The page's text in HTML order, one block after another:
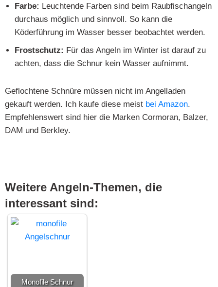
Farbe: Leuchtende Farben sind beim Raubfischangeln
durchaus möglich und sinnvoll. So kann die
Köderführung im Wasser besser beobachtet werden.
Frostschutz: Für das Angeln im Winter ist darauf zu
achten, dass die Schnur kein Wasser aufnimmt.
Geflochtene Schnüre müssen nicht im Angelladen
gekauft werden. Ich kaufe diese meist bei Amazon.
Empfehlenswert sind hier die Marken Cormoran, Balzer,
DAM und Berkley.
Weitere Angeln-Themen, die
interessant sind:
Monofile Schnur